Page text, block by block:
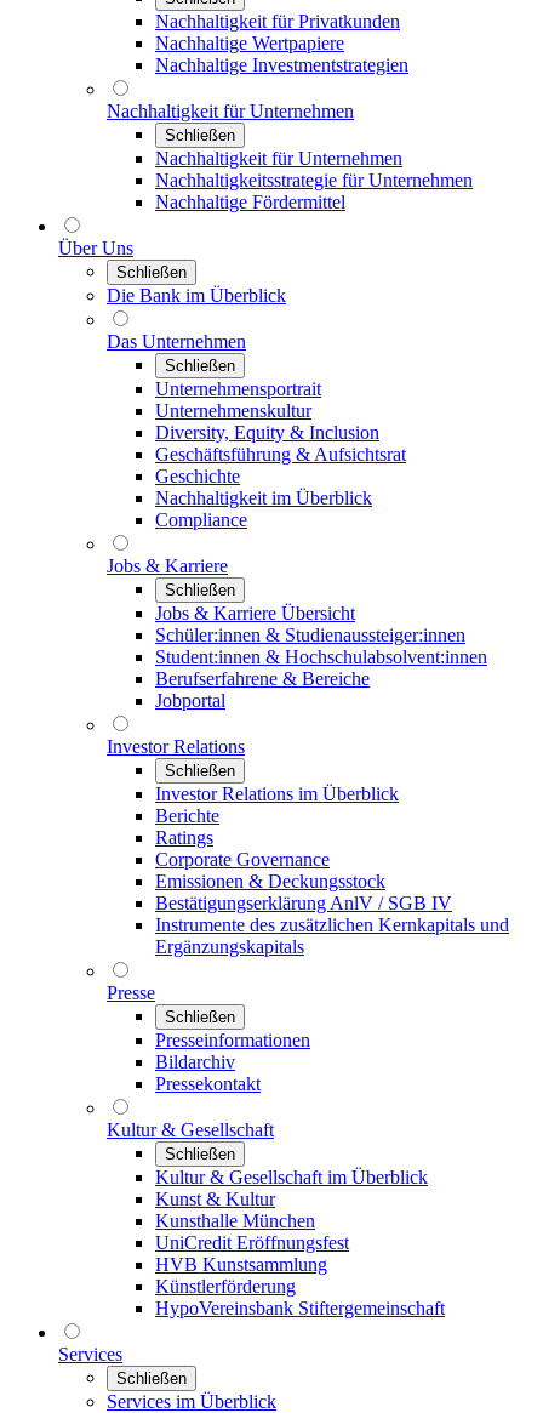
Nachhaltigkeit für Privatkunden
Nachhaltige Wertpapiere
Nachhaltige Investmentstrategien
Nachhaltigkeit für Unternehmen
Schließen
Nachhaltigkeit für Unternehmen
Nachhaltigkeitsstrategie für Unternehmen
Nachhaltige Fördermittel
Über Uns
Schließen
Die Bank im Überblick
Das Unternehmen
Schließen
Unternehmensportrait
Unternehmenskultur
Diversity, Equity & Inclusion
Geschäftsführung & Aufsichtsrat
Geschichte
Nachhaltigkeit im Überblick
Compliance
Jobs & Karriere
Schließen
Jobs & Karriere Übersicht
Schüler:innen & Studienaussteiger:innen
Student:innen & Hochschulabsolvent:innen
Berufserfahrene & Bereiche
Jobportal
Investor Relations
Schließen
Investor Relations im Überblick
Berichte
Ratings
Corporate Governance
Emissionen & Deckungsstock
Bestätigungserklärung AnlV / SGB IV
Instrumente des zusätzlichen Kernkapitals und
Ergänzungskapitals
Presse
Schließen
Presseinformationen
Bildarchiv
Pressekontakt
Kultur & Gesellschaft
Schließen
Kultur & Gesellschaft im Überblick
Kunst & Kultur
Kunsthalle München
UniCredit Eröffnungsfest
HVB Kunstsammlung
Künstlerförderung
HypoVereinsbank Stiftergemeinschaft
Services
Schließen
Services im Überblick